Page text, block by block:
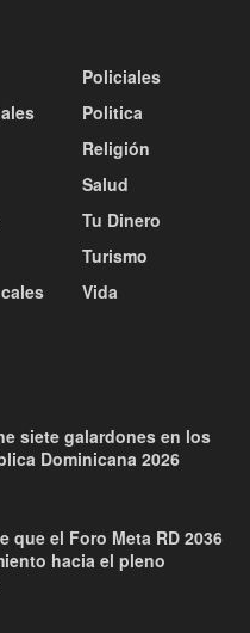
Policiales
Politica
Religión
Salud
Tu Dinero
Turismo
Vida
siete galardones en los
Dominicana 2026
que el Foro Meta RD 2036
hacia el pleno